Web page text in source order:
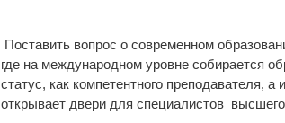
Поставить вопрос о современном
где на международном уровне собирается
статус, как компетентного преподавателя,
открывает двери для специалистов